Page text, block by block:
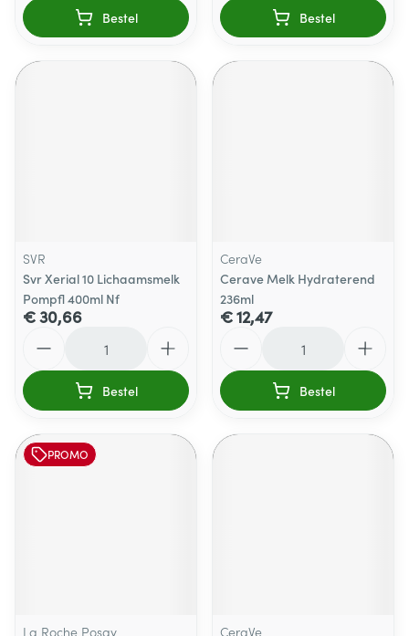
Bestel Bestel
SVR
Svr Xerial 10 Lichaamsmelk
Pompfl 400ml Nf
€ 30,66
Bestel
CeraVe
Cerave Melk Hydraterend
236ml
€ 12,47
Bestel
PROMO
La Roche Posay CeraVe